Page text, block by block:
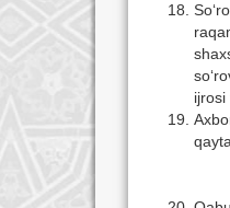
ijrosi